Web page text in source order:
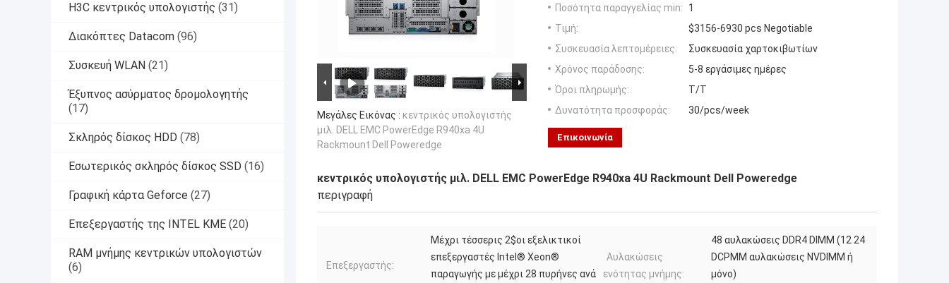
H3C κεντρικός υπολογιστής (31)
Διακόπτες Datacom (96)
Συσκευή WLAN (21)
Έξυπνος ασύρματος δρομολογητής
(17)
Σκληρός δίσκος HDD (78)
Εσωτερικός σκληρός δίσκος SSD (16)
Γραφική κάρτα Geforce (27)
Επεξεργαστής της INTEL ΚΜΕ (20)
RAM μνήμης κεντρικών υπολογιστών
(6)
Μεγάλες Εικόνας : κεντρικός υπολογιστής
μιλ. DELL EMC PowerEdge R940xa 4U
Rackmount Dell Poweredge
Ποσότητα παραγγελίας min:
1
Τιμή:
$3156-6930 pcs Negotiable
Συσκευασία λεπτομέρειες:
Συσκευασία χαρτοκιβωτίων
Χρόνος παράδοσης:
5-8 εργάσιμες ημέρες
Όροι πληρωμής:
T/T
Δυνατότητα προσφοράς:
30/pcs/week
Επικοινωνία
κεντρικός υπολογιστής μιλ. DELL EMC PowerEdge R940xa 4U Rackmount Dell Poweredge
περιγραφή
Επεξεργαστής:
Μέχρι τέσσερις 2$οι εξελικτικοί
επεξεργαστές Intel® Xeon®
παραγωγής με μέχρι 28 πυρήνες ανά
Αυλακώσεις
ενότητας μνήμης:
48 αυλακώσεις DDR4 DIMM (12 24
DCPMM αυλακώσεις NVDIMM ή
μόνο)